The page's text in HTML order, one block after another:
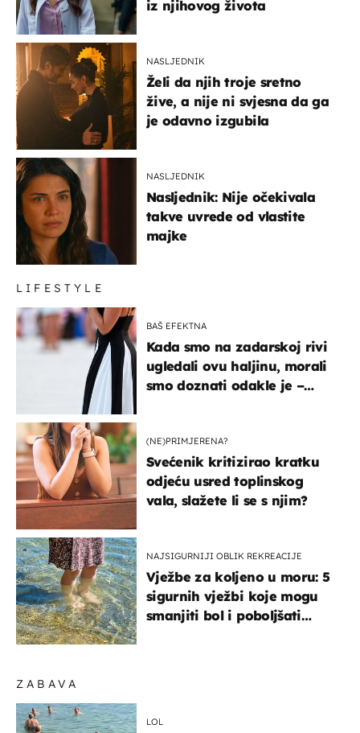
ZABAVA
LOL
iz njihovog života
NASLJEDNIK
Želi da njih troje sretno
žive, a nije ni svjesna da ga
je odavno izgubila
NASLJEDNIK
Nasljednik: Nije očekivala
takve uvrede od vlastite
majke
LIFESTYLE
BAŠ EFEKTNA
Kada smo na zadarskoj rivi
ugledali ovu haljinu, morali
smo doznati odakle je –
(NE)PRIMJERENA?
Svećenik kritizirao kratku
odjeću usred toplinskog
vala, slažete li se s njim?
NAJSIGURNIJI OBLIK REKREACIJE
Vježbe za koljeno u moru: 5
sigurnih vježbi koje mogu
smanjiti bol i poboljšati